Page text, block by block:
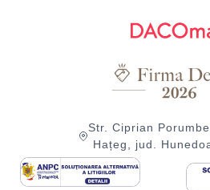
Str. Ciprian
Hațeg, jud.